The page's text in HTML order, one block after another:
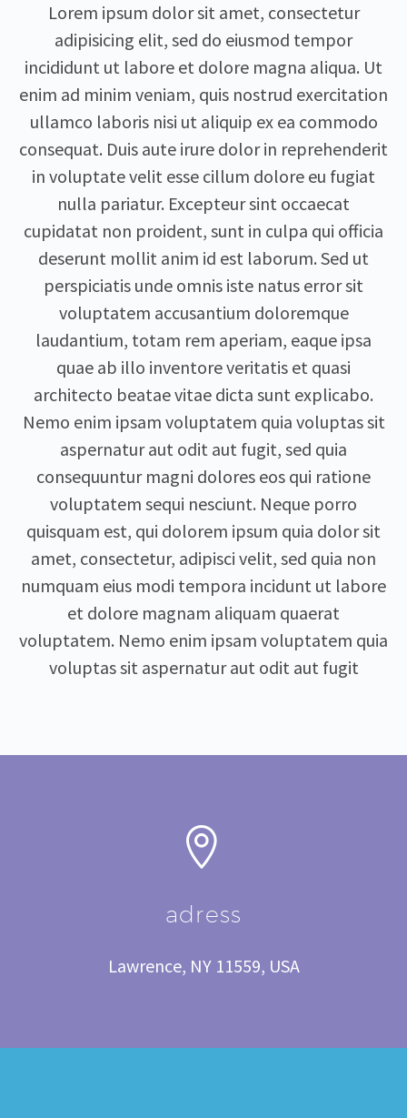
Lorem ipsum dolor sit amet, consectetur
adipisicing elit, sed do eiusmod tempor
incididunt ut labore et dolore magna aliqua. Ut
enim ad minim veniam, quis nostrud exercitation
ullamco laboris nisi ut aliquip ex ea commodo
consequat. Duis aute irure dolor in reprehenderit
in voluptate velit esse cillum dolore eu fugiat
nulla pariatur. Excepteur sint occaecat
cupidatat non proident, sunt in culpa qui officia
deserunt mollit anim id est laborum. Sed ut
perspiciatis unde omnis iste natus error sit
voluptatem accusantium doloremque
laudantium, totam rem aperiam, eaque ipsa
quae ab illo inventore veritatis et quasi
architecto beatae vitae dicta sunt explicabo.
Nemo enim ipsam voluptatem quia voluptas sit
aspernatur aut odit aut fugit, sed quia
consequuntur magni dolores eos qui ratione
voluptatem sequi nesciunt. Neque porro
quisquam est, qui dolorem ipsum quia dolor sit
amet, consectetur, adipisci velit, sed quia non
numquam eius modi tempora incidunt ut labore
et dolore magnam aliquam quaerat
voluptatem. Nemo enim ipsam voluptatem quia
voluptas sit aspernatur aut odit aut fugit


adress
Lawrence, NY 11559, USA